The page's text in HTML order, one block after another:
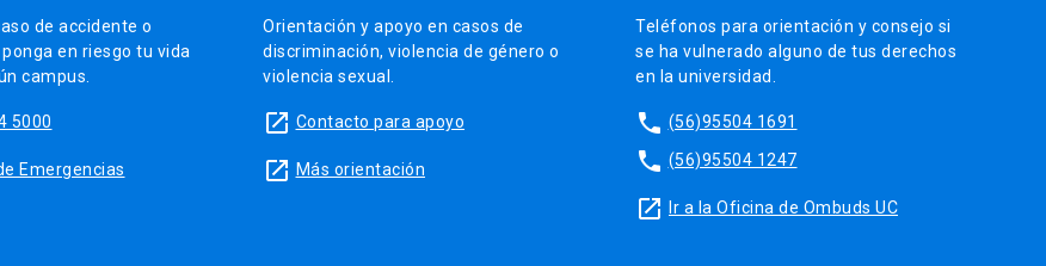
de accidente o
en riesgo tu vida
campus.
5000
Emergencias
Orientación y apoyo en casos de
discriminación, violencia de género o
violencia sexual.
launch Contacto para apoyo
launch Más orientación
Teléfonos para orientación y consejo si
se ha vulnerado alguno de tus derechos
en la universidad.
phone (56)95504 1691
phone (56)95504 1247
launch Ir a la Oficina de Ombuds UC